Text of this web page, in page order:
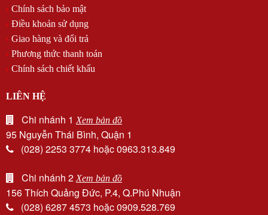
Chính sách bảo mật
Điều khoản sử dụng
Giao hàng và đổi trả
Phương thức thanh toán
Chính sách chiết khấu
LIÊN HỆ
Chi nhánh 1Xem bản đồ
95 Nguyễn Thái Bình, Quận 1
(028) 2253 3774 hoặc 0963.313.849
Chi nhánh 2Xem bản đồ
156 Thích Quảng Đức, P.4, Q.Phú Nhuận
(028) 6287 4573 hoặc 0909.528.769